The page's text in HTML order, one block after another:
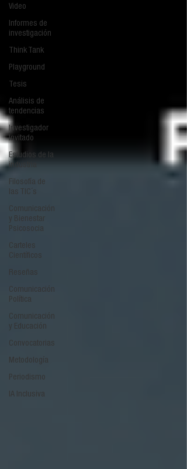
Video
Informes de
investigación
Think Tank
Playground
Tesis
Análisis de
tendencias
Investigador
Invitado
Estudios de la
industria
Filosofía de
las TIC´s
Comunicación
y Bienestar
Psicosocia
Carteles
Científicos
Reseñas
Comunicación
Política
Comunicación
y Educación
Convocatorias
Metodología
Periodismo
IA Inclusiva